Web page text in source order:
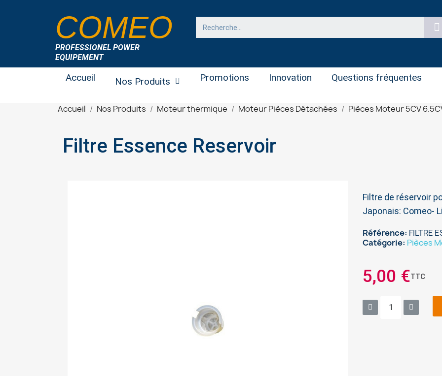
COMEO
PROFESSIONEL POWER
EQUIPEMENT
Accueil Nos Produits Promotions Innovation Questions fréquentes
Accueil Nos Produits Moteur thermique Moteur Pièces Détachées Pièces Moteur 5CV
Filtre Essence Reservoir
Filtre de réservoir
Japonais: Comeo-
Référence FILTRE
Catégorie Pièces
5,00 €TTC